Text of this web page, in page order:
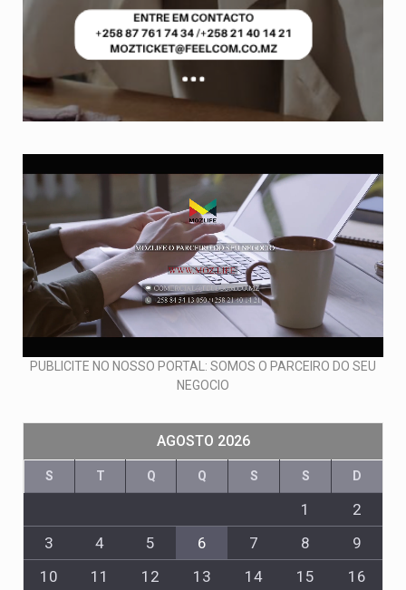
PUBLICITE NO NOSSO PORTAL: SOMOS O PARCEIRO DO SEU
NEGOCIO
AGOSTO 2026
S T Q Q S S D
1
2
3
4 5 6 7 8
9
10
11 12 13 14 15
16